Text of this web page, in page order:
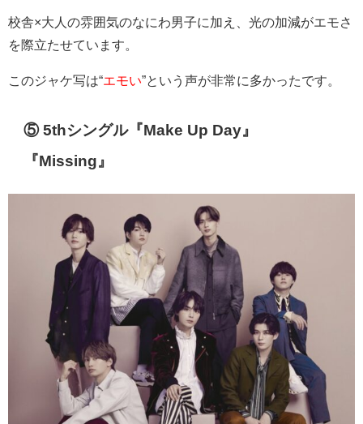
校舎×大人の雰囲気のなにわ男子に加え、光の加減がエモさ
を際立たせています。
このジャケ写は“エモい”という声が非常に多かったです。
⑤ 5thシングル『Make Up Day』
『Missing』